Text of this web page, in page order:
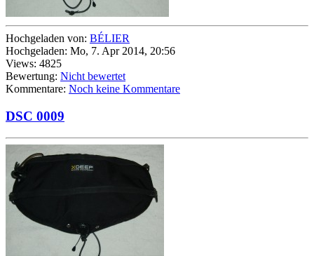
Hochgeladen von: BÉLIER
Hochgeladen: Mo, 7. Apr 2014, 20:56
Views: 4825
Bewertung: Nicht bewertet
Kommentare: Noch keine Kommentare
DSC 0009